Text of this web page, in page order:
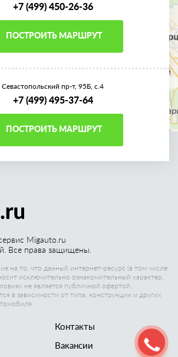
+7 (499) 450-26-36
ПОСТРОИТЬ МАРШРУТ
Севастопольский пр-т, 95Б, с.4
+7 (499) 495-37-64
ПОСТРОИТЬ МАРШРУТ
Migauto.ru
Все права защищены.
на то, что данный интернет-ресурс (в том числе
исключительно ознакомительный характер,
не является публичной офертой.
в зависимости от типа, конструкции и других
Контакты
Вакансии